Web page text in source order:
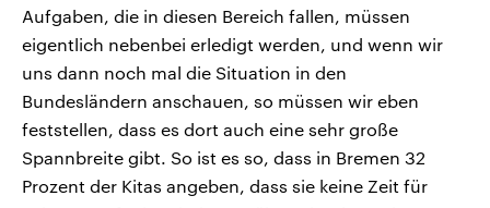
Aufgaben, die in diesen Bereich fallen, müssen
eigentlich nebenbei erledigt werden, und wenn wir
uns dann noch mal die Situation in den
Bundesländern anschauen, so müssen wir eben
feststellen, dass es dort auch eine sehr große
Spannbreite gibt. So ist es so, dass in Bremen 32
Prozent der Kitas angeben, dass sie keine Zeit für